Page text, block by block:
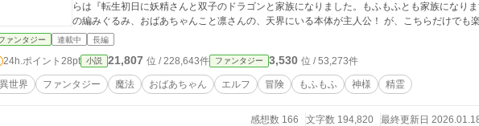
らは『転生初日に妖精さんと双子のドラゴンと家族になりました。もふもふとも家族になり
の編みぐるみ、おばあちゃんこと凛さんの、天界にいる本体が主人公！ が、こちらだけでも
うに頑張ります。『転生初日に～』共々、よろしくお願いいたします。 また、全くの別のお
クヨム様、ノベルアップ、ツギクルさんでも投稿始めました。アルファポリスさんが先行です
ァンタジー 連載中 長編
24h.ポイント 28pt 小説 21,807 位 / 228,643件 ファンタジー 3,530 位 / 53,273件
異世界 ファンタジー 魔法 おばあちゃん エルフ 冒険 もふもふ 神様 精霊
感想数 166 文字数 194,820 最終更新日